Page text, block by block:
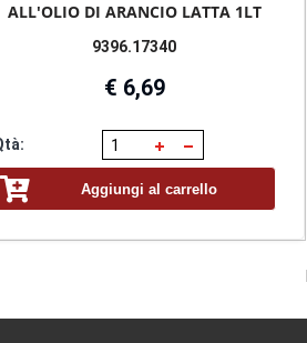
ALL'OLIO DI ARANCIO LATTA 1LT
9396.17340
€ 6,69
Aggiungi al carrello